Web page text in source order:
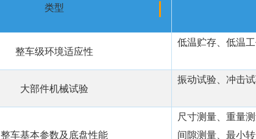
类型
整车级环境适应性
低温贮存、低温
大部件机械试验
振动试验、冲击
整车基本参数及底盘性能
尺寸测量、重量
间隙测量、最小